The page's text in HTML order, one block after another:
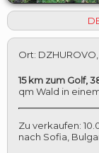
Ort: DZHUROVO
15 km zum Golf,
qm Wald in
Zu verkaufen:
nach Sofia,